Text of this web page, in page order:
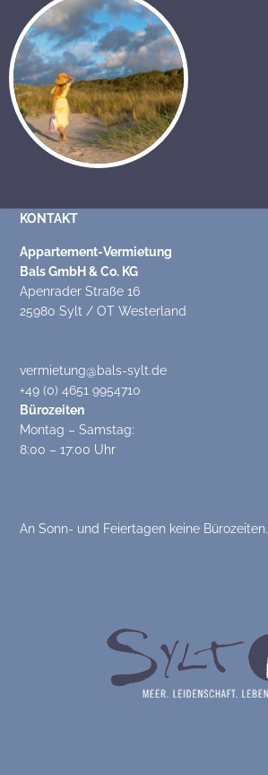
KONTAKT
Appartement-Vermietung
Bals GmbH & Co. KG
Apenrader Straße 16
25980 Sylt / OT Westerland
vermietung@bals-sylt.de
+49 (0) 4651 9954710
Bürozeiten
Montag – Samstag:
8:00 – 17:00 Uhr
An Sonn- und Feiertagen keine Bürozeiten.